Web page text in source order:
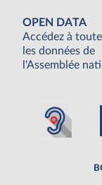
OPEN DATA
Accédez à
les données de
l'Assemblée